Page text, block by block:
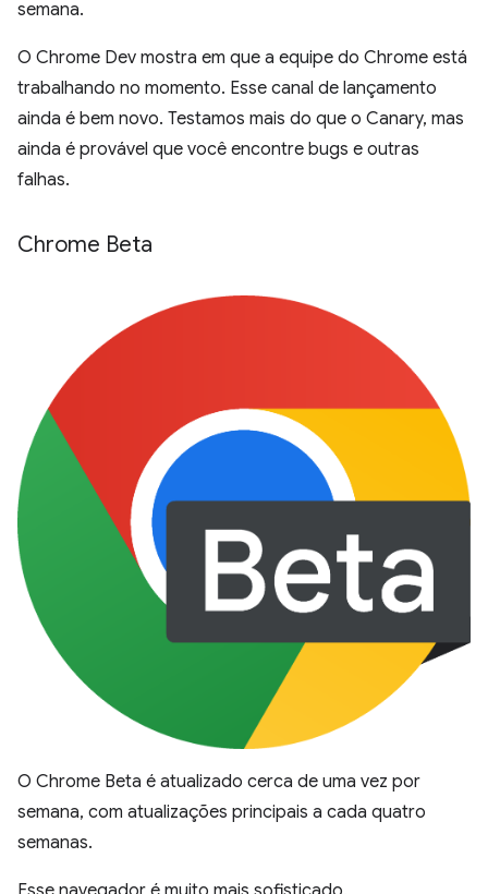
semana.
O Chrome Dev mostra em que a equipe do Chrome está
trabalhando no momento. Esse canal de lançamento
ainda é bem novo. Testamos mais do que o Canary, mas
ainda é provável que você encontre bugs e outras
falhas.
Chrome Beta
O Chrome Beta é atualizado cerca de uma vez por
semana, com atualizações principais a cada quatro
semanas.